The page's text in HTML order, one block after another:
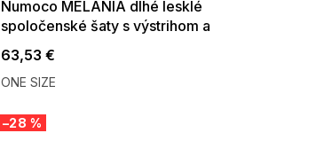
Numoco MELANIA dlhé lesklé
spoločenské šaty s výstrihom a
krátkym rukávom béžovej
63,53 €
ONE SIZE
–28 %